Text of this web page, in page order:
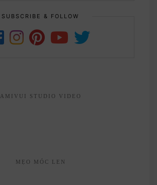
SUBSCRIBE & FOLLOW
AMIVUI STUDIO VIDEO
MẸO MÓC LEN